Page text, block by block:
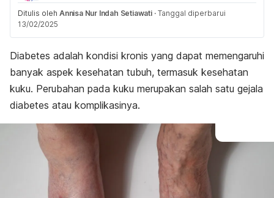
Ditulis oleh Annisa Nur Indah Setiawati · Tanggal diperbarui
13/02/2025
Diabetes adalah kondisi kronis yang dapat memengaruhi
banyak aspek kesehatan tubuh, termasuk kesehatan
kuku. Perubahan pada kuku merupakan salah satu gejala
diabetes atau komplikasinya.